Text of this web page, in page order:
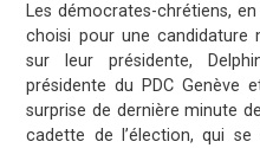
Les démocrates-chrétiens,
choisi pour une candidature
sur leur présidente,
présidente du PDC Genève
surprise de dernière minute
cadette de l’élection, qui